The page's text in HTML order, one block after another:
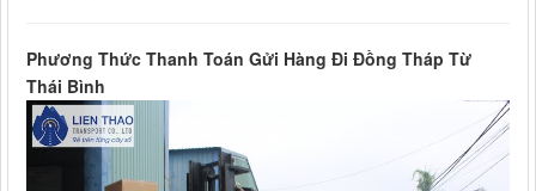
Phương Thức Thanh Toán Gửi Hàng Đi Đồng Tháp Từ
Thái Bình